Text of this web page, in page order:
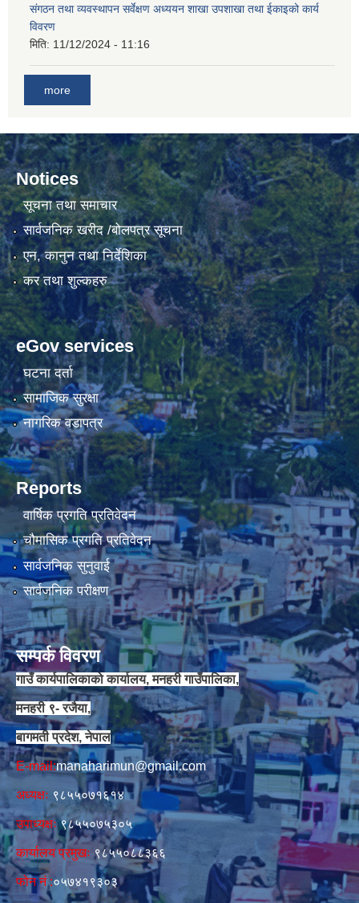
संगठन तथा व्यवस्थापन सर्वेक्षण अध्ययन शाखा उपशाखा तथा ईकाइको कार्य
विवरण
मिति: 11/12/2024 - 11:16
more
Notices
सूचना तथा समाचार
सार्वजनिक खरीद /बोलपत्र सूचना
एन, कानुन तथा निर्देशिका
कर तथा शुल्कहरु
eGov services
घटना दर्ता
सामाजिक सुरक्षा
नागरिक वडापत्र
Reports
वार्षिक प्रगति प्रतिवेदन
चौमासिक प्रगति प्रतिवेदन
सार्वजनिक सुनुवाई
सार्वजनिक परीक्षण
सम्पर्क विवरण
गाउँ कार्यपालिकाको कार्यालय, मनहरी गाउँपालिका,
मनहरी ९- रजैया,
बागमती प्रदेश, नेपाल
E-mail:manaharimun@gmail.com
अध्यक्षः ९८५५०७१६१४
उपाध्यक्षः९८५५०७५३०५
कार्यालय प्रमुखः ९८५५०८८३६६
फोन नं‍‌ :०५७४१९३०३